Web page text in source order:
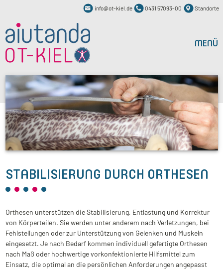
info@ot-kiel.de 0431 57093-00 Standorte
MENÜ
STABILISIERUNG DURCH ORTHESEN
Orthesen unterstützen die Stabilisierung, Entlastung und Korrektur
von Körperteilen. Sie werden unter anderem nach Verletzungen, bei
Fehlstellungen oder zur Unterstützung von Gelenken und Muskeln
eingesetzt. Je nach Bedarf kommen individuell gefertigte Orthesen
nach Maß oder hochwertige vorkonfektionierte Hilfsmittel zum
Einsatz, die optimal an die persönlichen Anforderungen angepasst